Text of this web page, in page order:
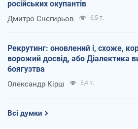
російських окупантів
Дмитро Снєгирьов 6,5 т.
Рекрутинг: оновлений і, схоже,
ворожий досвід, або Діалектика
боягузтва
Олександр Кірш 5,4 т.
Всі думки